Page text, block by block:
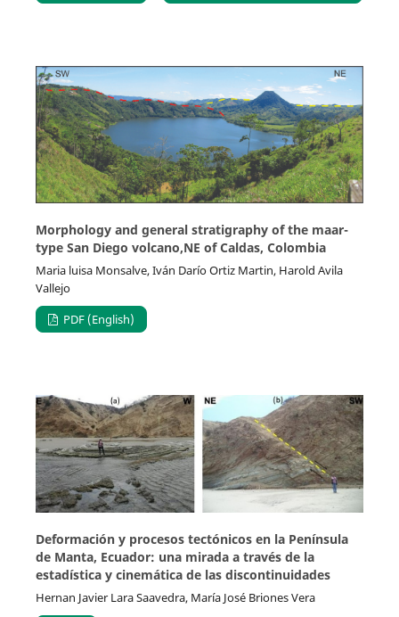
Morphology and general stratigraphy of the maar-
type San Diego volcano,NE of Caldas, Colombia
Maria luisa Monsalve, Iván Darío Ortiz Martin, Harold Avila
Vallejo
PDF (English)
Deformación y procesos tectónicos en la Península
de Manta, Ecuador: una mirada a través de la
estadística y cinemática de las discontinuidades
Hernan Javier Lara Saavedra, María José Briones Vera